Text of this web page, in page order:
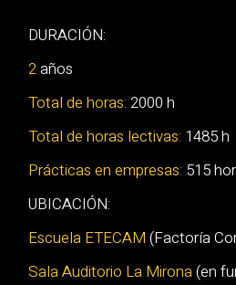
DURACIÓN:
2años
Total de horas: 2000 h
Total de horas lectivas: 1485 h
Prácticas en empresas: 515
UBICACIÓN:
Escuela ETECAM (Factoría
Sala Auditorio La Mirona(en